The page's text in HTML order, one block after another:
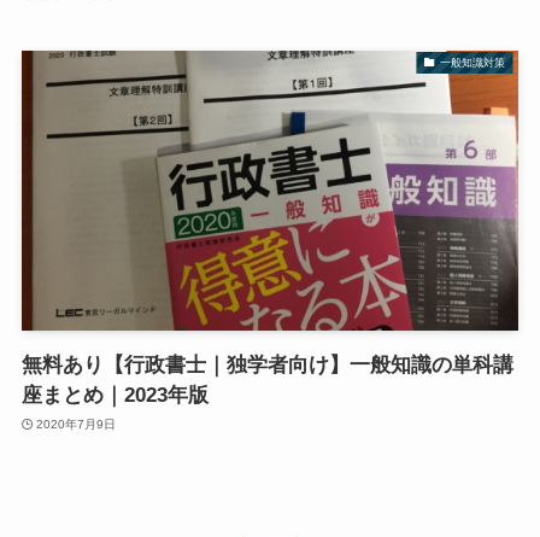
一般知識対策
無料あり【行政書士｜独学者向け】一般知識の単科講
座まとめ｜2023年版
2020年7月9日